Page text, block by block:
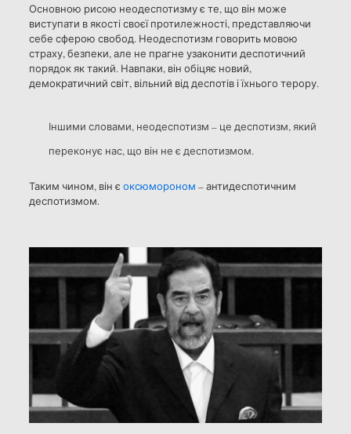
Основною рисою неодеспотизму є те, що він може
виступати в якості своєї протилежності, представляючи
себе сферою свобод. Неодеспотизм говорить мовою
страху, безпеки, але не прагне узаконити деспотичний
порядок як такий. Навпаки, він обіцяє новий,
демократичний світ, вільний від деспотів і їхнього терору.
Іншими словами, неодеспотизм – це деспотизм, який
переконує нас, що він не є деспотизмом.
Таким чином, він є оксюмороном – антидеспотичним
деспотизмом.